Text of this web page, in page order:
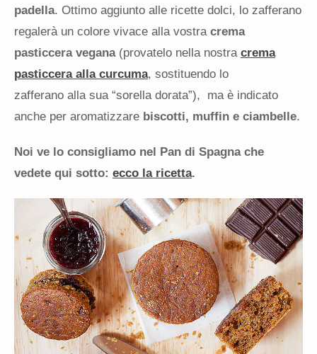
padella. Ottimo aggiunto alle ricette dolci, lo zafferano
regalerà un colore vivace alla vostra crema
pasticcera vegana (provatelo nella nostra crema
pasticcera alla curcuma, sostituendo lo
zafferano alla sua “sorella dorata”), ma è indicato
anche per aromatizzare biscotti, muffin e ciambelle.
Noi ve lo consigliamo nel Pan di Spagna che
vedete qui sotto: ecco la ricetta.